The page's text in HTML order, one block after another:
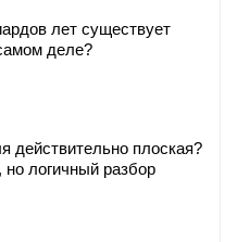
лет существует
деле?
действительно плоская?
логичный разбор